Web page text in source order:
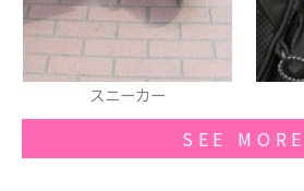
缶バッヂ
SEE MORE